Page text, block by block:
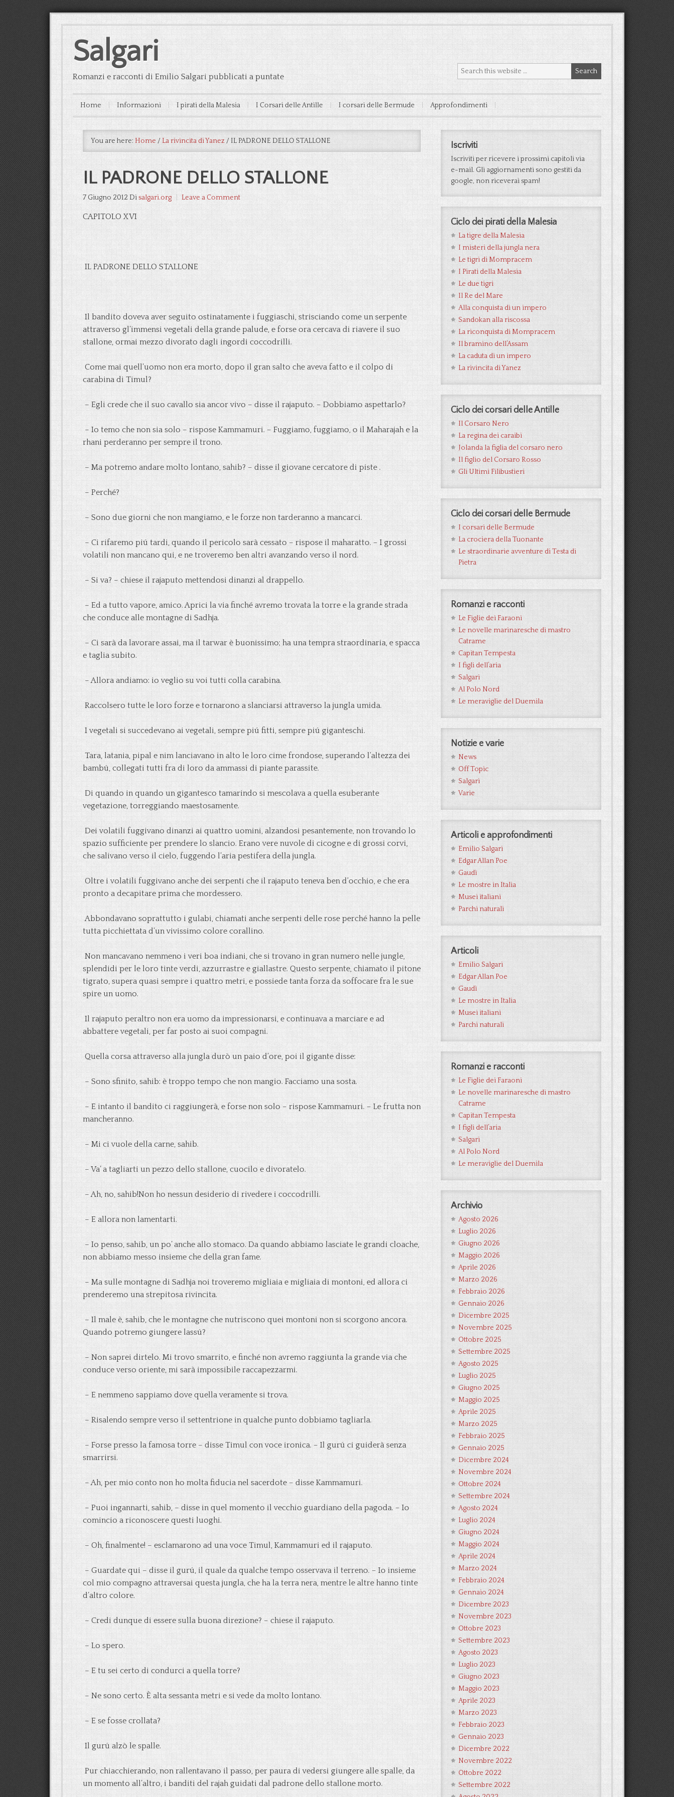
Salgari
Romanzi e racconti di Emilio Salgari pubblicati a puntate
Home Informazioni I pirati della Malesia I Corsari delle Antille I corsari delle Bermude Approfondimenti
You are here:Home /La rivincita di Yanez / IL PADRONE DELLO STALLONE
IL PADRONE DELLO STALLONE
7 Giugno 2012 Di salgari.org Leave a Comment
CAPITOLO XVI
IL PADRONE DELLO STALLONE
Il bandito doveva aver seguito ostinatamente i fuggiaschi, strisciando come un serpente
attraverso gl’immensi vegetali della grande palude, e forse ora cercava di riavere il suo
stallone, ormai mezzo divorato dagli ingordi coccodrilli.
Come mai quell’uomo non era morto, dopo il gran salto che aveva fatto e il colpo di
carabina di Timul?
– Egli crede che il suo cavallo sia ancor vivo – disse il rajaputo. – Dobbiamo aspettarlo?
– Io temo che non sia solo – rispose Kammamuri. – Fuggiamo, fuggiamo, o il Maharajah e la
rhani perderanno per sempre il trono.
– Ma potremo andare molto lontano, sahib? – disse il giovane cercatore di piste .
– Perché?
– Sono due giorni che non mangiamo, e le forze non tarderanno a mancarci.
– Ci rifaremo piú tardi, quando il pericolo sarà cessato – rispose il maharatto. – I grossi
volatili non mancano qui, e ne troveremo ben altri avanzando verso il nord.
– Si va? – chiese il rajaputo mettendosi dinanzi al drappello.
– Ed a tutto vapore, amico. Aprici la via finché avremo trovata la torre e la grande strada
che conduce alle montagne di Sadhja.
– Ci sarà da lavorare assai, ma il tarwar è buonissimo; ha una tempra straordinaria, e spacca
e taglia subito.
– Allora andiamo: io veglio su voi tutti colla carabina.
Raccolsero tutte le loro forze e tornarono a slanciarsi attraverso la jungla umida.
I vegetali si succedevano ai vegetali, sempre piú fitti, sempre piú giganteschi.
Tara, latania, pipal e nim lanciavano in alto le loro cime frondose, superando l’altezza dei
bambú, collegati tutti fra di loro da ammassi di piante parassite.
Di quando in quando un gigantesco tamarindo si mescolava a quella esuberante
vegetazione, torreggiando maestosamente.
Dei volatili fuggivano dinanzi ai quattro uomini, alzandosi pesantemente, non trovando lo
spazio sufficiente per prendere lo slancio. Erano vere nuvole di cicogne e di grossi corvi,
che salivano verso il cielo, fuggendo l’aria pestifera della jungla.
Oltre i volatili fuggivano anche dei serpenti che il rajaputo teneva ben d’occhio, e che era
pronto a decapitare prima che mordessero.
Abbondavano soprattutto i gulabi, chiamati anche serpenti delle rose perché hanno la pelle
tutta picchiettata d’un vivissimo colore corallino.
Non mancavano nemmeno i veri boa indiani, che si trovano in gran numero nelle jungle,
splendidi per le loro tinte verdi, azzurrastre e giallastre. Questo serpente, chiamato il pitone
tigrato, supera quasi sempre i quattro metri, e possiede tanta forza da soffocare fra le sue
spire un uomo.
Il rajaputo peraltro non era uomo da impressionarsi, e continuava a marciare e ad
abbattere vegetali, per far posto ai suoi compagni.
Quella corsa attraverso alla jungla durò un paio d’ore, poi il gigante disse:
– Sono sfinito, sahib: è troppo tempo che non mangio. Facciamo una sosta.
– E intanto il bandito ci raggiungerà, e forse non solo – rispose Kammamuri. – Le frutta non
mancheranno.
– Mi ci vuole della carne, sahib.
– Va’ a tagliarti un pezzo dello stallone, cuocilo e divoratelo.
– Ah, no, sahib!Non ho nessun desiderio di rivedere i coccodrilli.
– E allora non lamentarti.
– Io penso, sahib, un po’ anche allo stomaco. Da quando abbiamo lasciate le grandi cloache,
non abbiamo messo insieme che della gran fame.
– Ma sulle montagne di Sadhja noi troveremo migliaia e migliaia di montoni, ed allora ci
prenderemo una strepitosa rivincita.
– Il male è, sahib, che le montagne che nutriscono quei montoni non si scorgono ancora.
Quando potremo giungere lassú?
– Non saprei dirtelo. Mi trovo smarrito, e finché non avremo raggiunta la grande via che
conduce verso oriente, mi sarà impossibile raccapezzarmi.
– E nemmeno sappiamo dove quella veramente si trova.
– Risalendo sempre verso il settentrione in qualche punto dobbiamo tagliarla.
– Forse presso la famosa torre – disse Timul con voce ironica. – Il gurú ci guiderà senza
smarrirsi.
– Ah, per mio conto non ho molta fiducia nel sacerdote – disse Kammamuri.
– Puoi ingannarti, sahib, – disse in quel momento il vecchio guardiano della pagoda. – Io
comincio a riconoscere questi luoghi.
– Oh, finalmente! – esclamarono ad una voce Timul, Kammamuri ed il rajaputo.
– Guardate qui – disse il gurú, il quale da qualche tempo osservava il terreno. – Io insieme
col mio compagno attraversai questa jungla, che ha la terra nera, mentre le altre hanno tinte
d’altro colore.
– Credi dunque di essere sulla buona direzione? – chiese il rajaputo.
– Lo spero.
– E tu sei certo di condurci a quella torre?
– Ne sono certo. È alta sessanta metri e si vede da molto lontano.
– E se fosse crollata?
Il gurú alzò le spalle.
Pur chiacchierando, non rallentavano il passo, per paura di vedersi giungere alle spalle, da
un momento all’altro, i banditi del rajah guidati dal padrone dello stallone morto.
Iscriviti
Iscriviti per ricevere i prossimi capitoli via
e-mail. Gli aggiornamenti sono gestiti da
google, non riceverai spam!
Ciclo dei pirati della Malesia
La tigre della Malesia
I misteri della jungla nera
Le tigri di Mompracem
I Pirati della Malesia
Le due tigri
Il Re del Mare
Alla conquista di un impero
Sandokan alla riscossa
La riconquista di Mompracem
Il bramino dell’Assam
La caduta di un impero
La rivincita di Yanez
Ciclo dei corsari delle Antille
Il Corsaro Nero
La regina dei caraibi
Jolanda la figlia del corsaro nero
Il figlio del Corsaro Rosso
Gli Ultimi Filibustieri
Ciclo dei corsari delle Bermude
I corsari delle Bermude
La crociera della Tuonante
Le straordinarie avventure di Testa di
Pietra
Romanzi e racconti
Le Figlie dei Faraoni
Le novelle marinaresche di mastro
Catrame
Capitan Tempesta
I figli dell’aria
Salgari
Al Polo Nord
Le meraviglie del Duemila
Notizie e varie
News
Off Topic
Salgari
Varie
Articoli e approfondimenti
Emilio Salgari
Edgar Allan Poe
Gaudì
Le mostre in Italia
Musei italiani
Parchi naturali
Articoli
Emilio Salgari
Edgar Allan Poe
Gaudì
Le mostre in Italia
Musei italiani
Parchi naturali
Romanzi e racconti
Le Figlie dei Faraoni
Le novelle marinaresche di mastro
Catrame
Capitan Tempesta
I figli dell’aria
Salgari
Al Polo Nord
Le meraviglie del Duemila
Archivio
Agosto 2026
Luglio 2026
Giugno 2026
Maggio 2026
Aprile 2026
Marzo 2026
Febbraio 2026
Gennaio 2026
Dicembre 2025
Novembre 2025
Ottobre 2025
Settembre 2025
Agosto 2025
Luglio 2025
Giugno 2025
Maggio 2025
Aprile 2025
Marzo 2025
Febbraio 2025
Gennaio 2025
Dicembre 2024
Novembre 2024
Ottobre 2024
Settembre 2024
Agosto 2024
Luglio 2024
Giugno 2024
Maggio 2024
Aprile 2024
Marzo 2024
Febbraio 2024
Gennaio 2024
Dicembre 2023
Novembre 2023
Ottobre 2023
Settembre 2023
Agosto 2023
Luglio 2023
Giugno 2023
Maggio 2023
Aprile 2023
Marzo 2023
Febbraio 2023
Gennaio 2023
Dicembre 2022
Novembre 2022
Ottobre 2022
Settembre 2022